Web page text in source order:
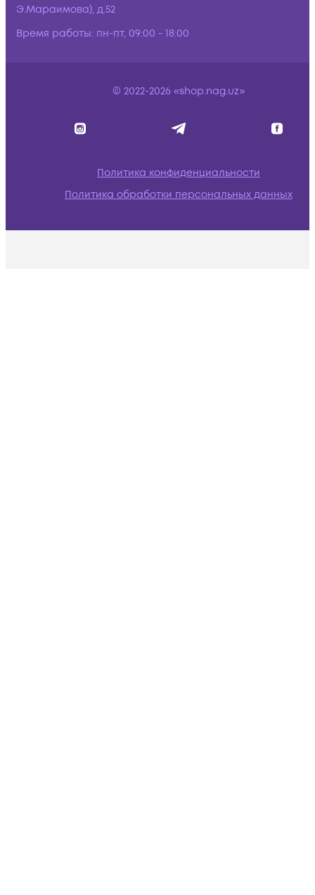
Э.Мараимова), д.52
Время работы: пн-пт, 09:00 - 18:00
© 2022-2026 «shop.nag.uz»
Политика конфиденциальности
Политика обработки персональных данных